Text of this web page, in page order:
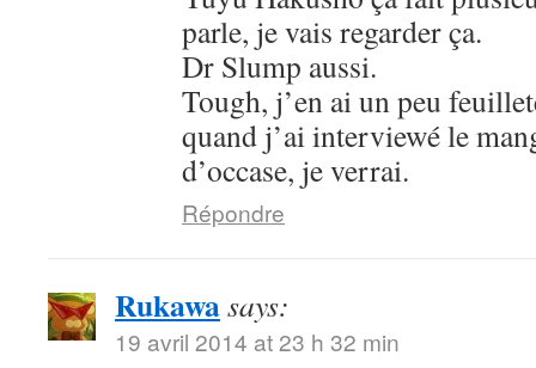
parle, je vais regarder ça.
Dr Slump aussi.
Tough, j’en ai un peu
quand j’ai interviewé le
d’occase, je verrai.
Répondre
Rukawasays:
19 avril 2014 at 23 h 32 min